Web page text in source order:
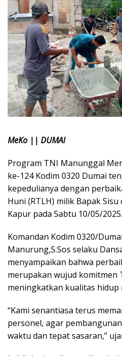
MeKo || DUMAI
Program TNI Manunggal
ke-124 Kodim 0320 Dumai
kepedulianya dengan
Huni (RTLH) milik Bapak
Kapur pada Sabtu 10/05/2025.
Komandan Kodim 0320/
Manurung,S.Sos selaku
menyampaikan bahwa
merupakan wujud komitmen
meningkatkan kualitas hidup
“Kami senantiasa terus
personel, agar
waktu dan tepat sasaran,”